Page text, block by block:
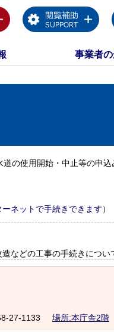
事業者
道の使用開始・中止等の申込
ネットで手続きできます）
などの工事の手続きについ
27-1133 場所:本庁舎2階